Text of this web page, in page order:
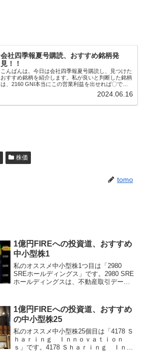
会社四季報夏号購読、おすすめ銘柄発
見！！
こんばんは。今日は会社四季報夏号購読し、見つけた
おすすめ銘柄を紹介します。私が良いと判断した銘柄
は、2160 GNI本当にこの営業利益を出せれば〇です
が、まだ半信半疑です。第二四半期決算が出るまで様
子見です△2980 SREアナリスト予想よ...2024.06.16
株価
tomo
1億円FIREへの投資道、おすすめ
中小型株1
私のオススメ中小型株1つ目は「2980
SREホールディングス」です。2980 SRE
ホールディングスは、不動産取引データ
営業利益2.5倍以上、営業利益率11％程度
の...
1億円FIREへの投資道、おすすめ
の中小型株25
私のオススメ中小型株25個目は「4178 Ｓ
ｈａｒｉｎｇ Ｉｎｎｏｖａｔｉｏｎ
ｓ」です。4178 Ｓｈａｒｉｎｇ Ｉｎｎ